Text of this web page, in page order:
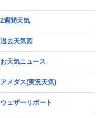
2週間天気
過去天気図
お天気ニュース
アメダス(実況天気)
ウェザーリポート